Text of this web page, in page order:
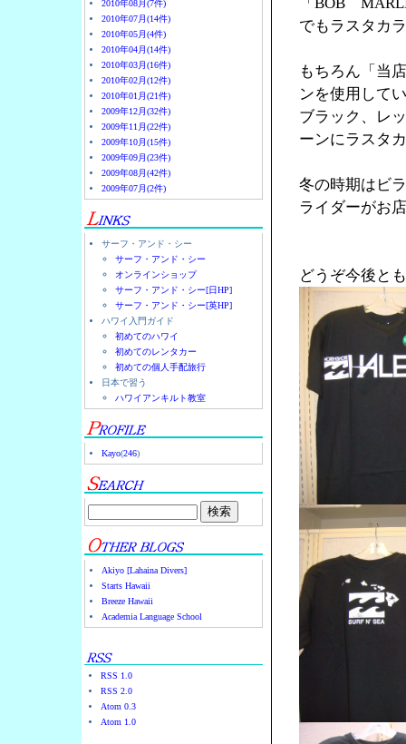
2010年08月(7件)
2010年07月(14件)
2010年05月(4件)
2010年04月(14件)
2010年03月(16件)
2010年02月(12件)
2010年01月(21件)
2009年12月(32件)
2009年11月(22件)
2009年10月(15件)
2009年09月(23件)
2009年08月(42件)
2009年07月(2件)
サーフ・アンド・シー
サーフ・アンド・シー
オンラインショップ
サーフ・アンド・シー[日HP]
サーフ・アンド・シー[英HP]
ハワイ入門ガイド
初めてのハワイ
初めてのレンタカー
初めての個人手配旅行
日本で習う
ハワイアンキルト教室
Kayo(246)
Akiyo [Lahaina Divers]
Starts Hawaii
Breeze Hawaii
Academia Language School
RSS 1.0
RSS 2.0
Atom 0.3
Atom 1.0
でもラスタカ
もちろん「当
ンを使用して
ブラック、レ
ーンにラスタ
冬の時期はビ
ライダーがお
どうぞ今後と